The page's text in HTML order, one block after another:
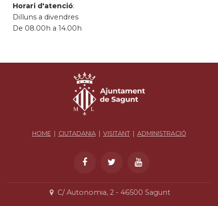
Horari d'atenció:
Dilluns a divendres
De 08.00h a 14.00h
HOME CIUTADANIA| VISITANT| ADMINISTRACIÓ
C/ Autonomia, 2 - 46500 Sagunt